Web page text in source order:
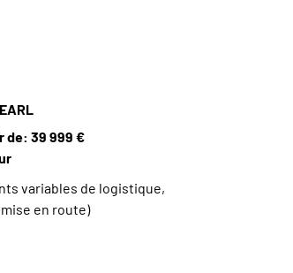
de: 39 999 €
variables de logistique,
en route)